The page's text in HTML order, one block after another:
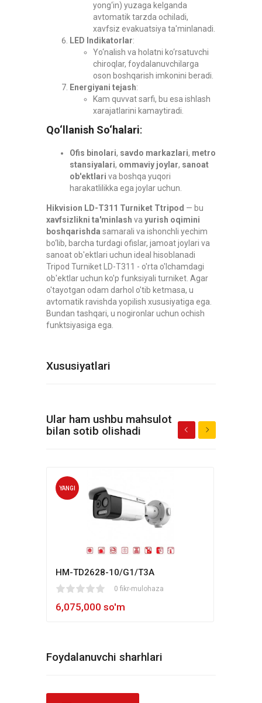
yong‘in) yuzaga kelganda
avtomatik tarzda ochiladi,
xavfsiz evakuatsiya ta'minlanadi.
LED Indikatorlar:
Yo‘nalish va holatni ko‘rsatuvchi
chiroqlar, foydalanuvchilarga
oson boshqarish imkonini beradi.
Energiyani tejash:
Kam quvvat sarfi, bu esa ishlash
xarajatlarini kamaytiradi.
Qo‘llanish So‘halari:
Ofis binolari, savdo markazlari, metro
stansiyalari, ommaviy joylar, sanoat
ob'ektlari va boshqa yuqori
harakatlilikka ega joylar uchun.
Hikvision LD-T311 Turniket Ttripod — bu
xavfsizlikni ta'minlash va yurish oqimini
boshqarishda samarali va ishonchli yechim
bo‘lib, barcha turdagi ofislar, jamoat joylari va
sanoat ob'ektlari uchun ideal hisoblanadi
Tripod Turniket LD-T311 - o'rta o'lchamdagi
ob'ektlar uchun ko'p funksiyali turniket. Agar
o'tayotgan odam darhol o'tib ketmasa, u
avtomatik ravishda yopilish xususiyatiga ega.
Bundan tashqari, u nogironlar uchun ochish
funktsiyasiga ega.
Xususiyatlari
Ular ham ushbu mahsulot
bilan sotib olishadi
YANGI
HM-TD2628-10/G1/T3A
0 fikr-mulohaza
6,075,000 so'm
80
Foydalanuvchi sharhlari